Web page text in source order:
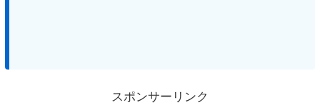
スポンサーリンク